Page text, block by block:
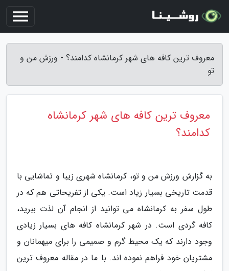
معروف ترین کافه های شهر کرمانشاه کدامند؟ - ورزش من و
تو
معروف ترین کافه های شهر کرمانشاه
کدامند؟
به گزارش ورزش من و تو، کرمانشاه شهری زیبا و تماشایی با
قدمت تاریخی بسیار زیاد است. یکی از تفریحاتی هم که در
طول سفر به کرمانشاه می توانید از انجام آن لذت ببرید،
کافه گردی است. در شهر کرمانشاه کافه های بسیار زیادی
وجود دارند که یک محیط گرم و صمیمی را برای میهمانان و
مشتریان خود فراهم نموده اند. با ما در مقاله معروف ترین